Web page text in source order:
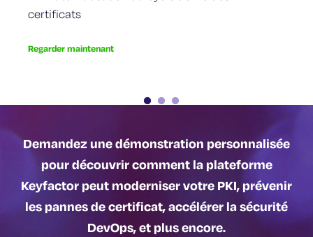
certificats
Regarder maintenant
Demandez une démonstration personnalisée
pour découvrir comment la plateforme
Keyfactor peut moderniser votre PKI, prévenir
les pannes de certificat, accélérer la sécurité
DevOps, et plus encore.